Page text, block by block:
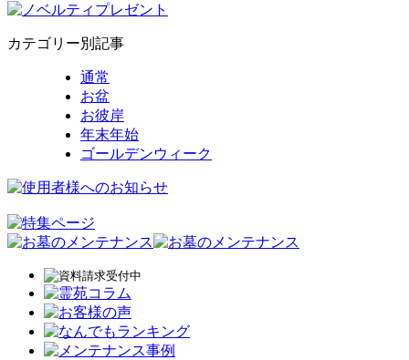
カテゴリー別記事
通常
お盆
お彼岸
年末年始
ゴールデンウィーク